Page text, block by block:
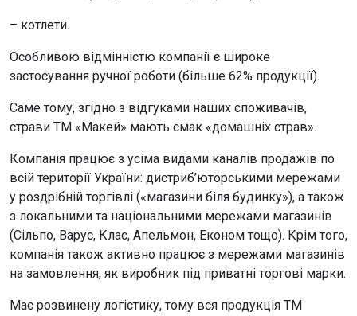
– котлети.
Особливою відмінністю компанії є широке
застосування ручної роботи (більше 62% продукції).
Саме тому, згідно з відгуками наших споживачів,
страви ТМ «Макей» мають смак «домашніх страв».
Компанія працює з усіма видами каналів продажів по
всій території України: дистриб’юторськими мережами
у роздрібній торгівлі («магазини біля будинку»), а також
з локальними та національними мережами магазинів
(Сільпо, Варус, Клас, Апельмон, Економ тощо). Крім того,
компанія також активно працює з мережами магазинів
на замовлення, як виробник під приватні торгові марки.
Має розвинену логістику, тому вся продукція ТМ